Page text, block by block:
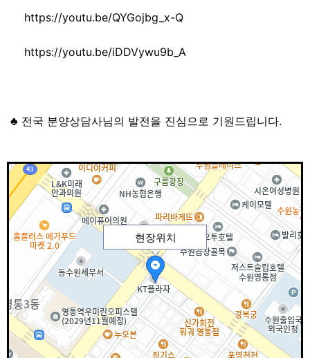
https://youtu.be/QYGojbg_x-Q
https://youtu.be/iDDVywu9b_A
♣ 전국 분양상담사님의 발전을 진심으로 기원드립니다.
현장위치